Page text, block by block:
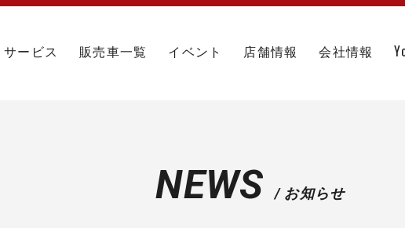
サービス 販売車一覧 イベント 店舗情報 会社情報
NEWS / お知らせ